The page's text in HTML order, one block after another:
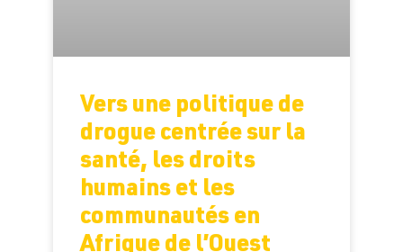
Vers une politique de
drogue centrée sur la
santé, les droits
humains et les
communautés en
Afrique de l’Ouest